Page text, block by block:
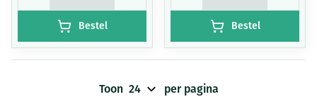
Bestel Bestel
Toon per pagina